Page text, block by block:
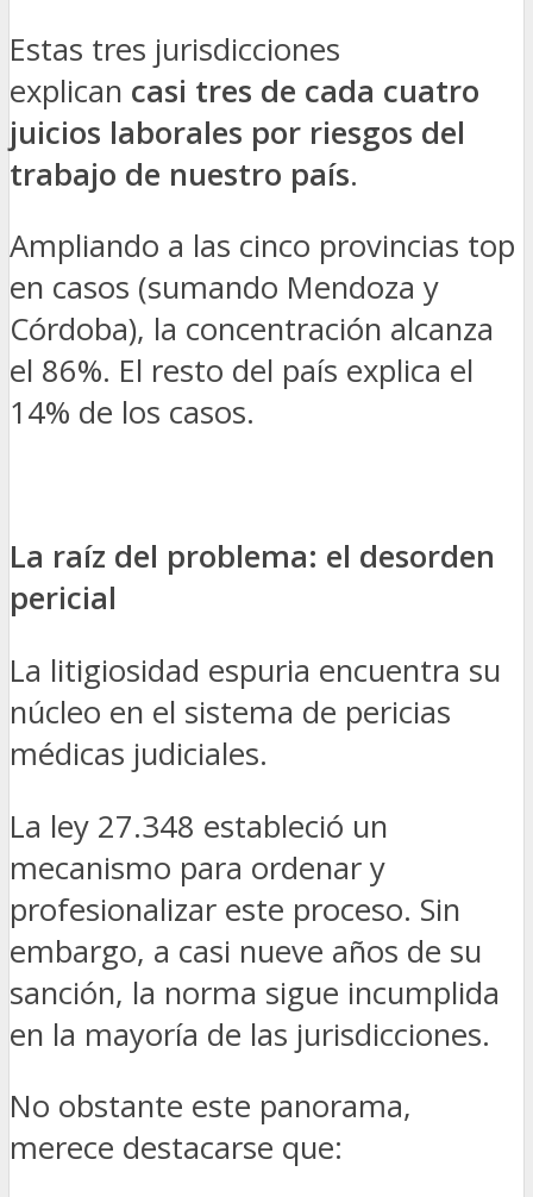
Estas tres jurisdicciones
explican casi tres de cada cuatro
juicios laborales por riesgos del
trabajo de nuestro país.
Ampliando a las cinco provincias top
en casos (sumando Mendoza y
Córdoba), la concentración alcanza
el 86%. El resto del país explica el
14% de los casos.
La raíz del problema: el desorden
pericial
La litigiosidad espuria encuentra su
núcleo en el sistema de pericias
médicas judiciales.
La ley 27.348 estableció un
mecanismo para ordenar y
profesionalizar este proceso. Sin
embargo, a casi nueve años de su
sanción, la norma sigue incumplida
en la mayoría de las jurisdicciones.
No obstante este panorama,
merece destacarse que: